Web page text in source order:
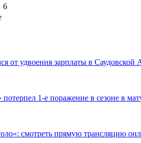
6
от удвоения зарплаты в Саудовской
1-е поражение в сезоне в
смотреть прямую трансляцию